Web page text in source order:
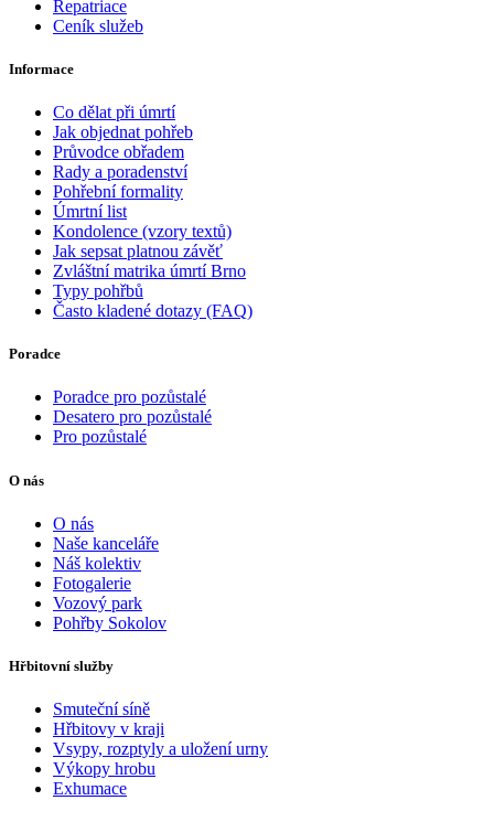
Repatriace
Ceník služeb
Informace
Co dělat při úmrtí
Jak objednat pohřeb
Průvodce obřadem
Rady a poradenství
Pohřební formality
Úmrtní list
Kondolence (vzory textů)
Jak sepsat platnou závěť
Zvláštní matrika úmrtí Brno
Typy pohřbů
Často kladené dotazy (FAQ)
Poradce
Poradce pro pozůstalé
Desatero pro pozůstalé
Pro pozůstalé
O nás
O nás
Naše kanceláře
Náš kolektiv
Fotogalerie
Vozový park
Pohřby Sokolov
Hřbitovní služby
Smuteční síně
Hřbitovy v kraji
Vsypy, rozptyly a uložení urny
Výkopy hrobu
Exhumace